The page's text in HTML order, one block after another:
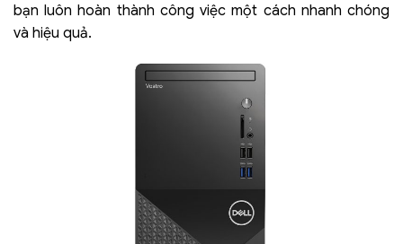
bạn luôn hoàn thành công việc một cách nhanh chóng
và hiệu quả.